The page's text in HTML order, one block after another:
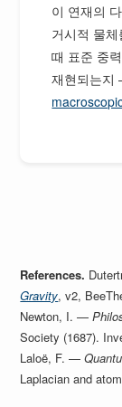
이 연재의
거시적 물
때 표준 중
재현되는
References.
Gravity, v2,
Newton, I. —
Society (1687).
Laloë, F. —
Laplacian and